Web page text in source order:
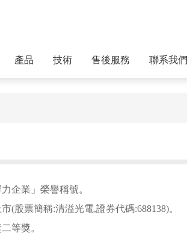
產品 技術 售後服務 聯系我們
企業」榮譽稱號。
(股票簡稱:清溢光電,證券代碼:688138)。
等獎。